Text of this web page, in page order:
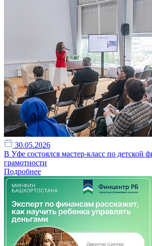
30.05.2026
В Уфе состоялся мастер-класс по детской
грамотности
Подробнее